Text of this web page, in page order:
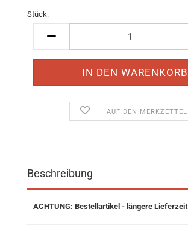
Stück:
AUF DEN MERKZETTEL
Beschreibung
ACHTUNG: Bestellartikel - längere Lieferzeit